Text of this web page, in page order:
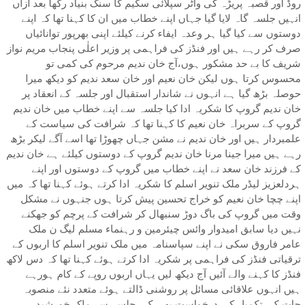
روڈ اور قصبہ پریڑہ کی واٹر سپلائی سکیم کا سنگ بنیاد رکھا بعد ازاں
انہیں جلسہ گاہ لایا گیا جہاں اپنے خطاب میں ان کا کہنا تھا کہ اپنے
دوستوں سے کیا گیا ہر وعدہ ایفاء کرنے کیلئے اپنی بھرپور توانائیاں
صرف کر رہے ہیں اور فنڈز کی فراہمی پر وزیر اعلٰی پنجاب مریم نواز
شریف کا بے حد مشکور ہوں،آج خان ندیم مرحوم کی کمی تو
محسوس کرتا ہوں لیکن خان نعیم اور خان سعد ندیم کو دیکھ میرا
حوصلہ بڑھ گیا ہے انہوں نے شاندار استقبال اور جلسہ کے انعقاد پر
خان ندیم گروپ کا شکریہ ادا کیا جلسہ سے اپنے خطاب میں خان ندیم
گروپ کے سربراہ خان نعیم کا کہنا تھا کہ شرافت کی سیاست کے
علمبردار ہیں اور خان ندیم نے مشن جہاں چھوڑا تھا اسے آگے لیکر بڑھ
رہے ہیں میرا جینا مرنا خان ندیم گروپ کے دوستوں کیلئے ہے خان ندیم
کے فرزند خان سعد نے اپنے خطاب میں گروپ کے دوستوں اور اپنے
ہردلعزیز لیڈر ملک تنویر اسلم کا شکریہ ادا کرتے ہوئے کہنا تھا کہ میں
اپنے چچا خان نعیم کو خراج تحسین پیش کرتا ہوں جنہوں نے مشکل
وقت میں گروپ کی باگ دوڑ سنبھال کر شرافت کے پرچم کو جھکنے
نہیں دیا سابق امیدوار وائس چیئرمین و رہنماء مسلم لیگ ن ملک
عامر فاروق سکی نے اپنے سپاسنامہ میں ملک تنویر اسلم کا اربوں کے
ترقیاتی فنڈز کی فراہمی پر شکریہ ادا کرتے ہوئے کہنا تھا کہ دس لاکھ
فنڈز کا کہنے والے آئیں آج دیکھ لیں یہاں اربوں روپے کے کام ہورہے
ہیں انہوں علاقائی مسائل پر روشنی ڈالتے ہوئے متعدد نئے منصوبہ